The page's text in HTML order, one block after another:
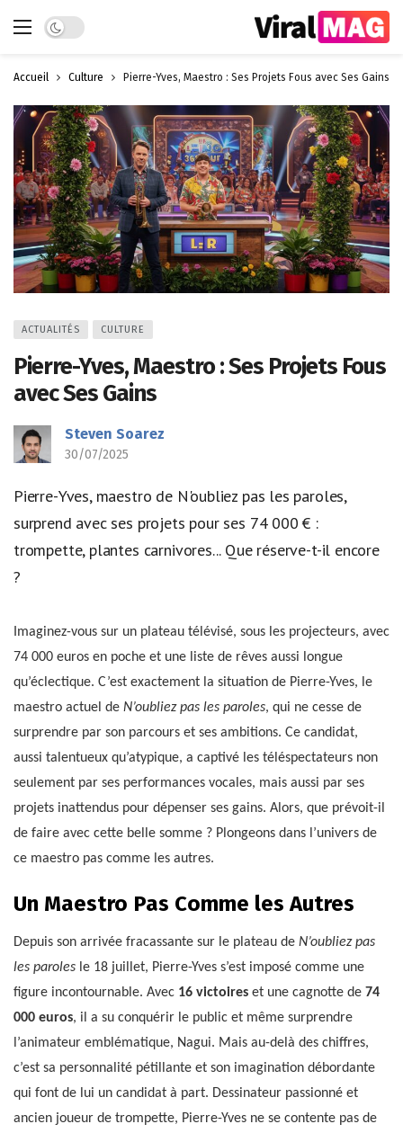
Dark mode
Accueil Culture Pierre-Yves, Maestro : Ses Projets Fous avec Ses Gains
ACTUALITÉS CULTURE
Pierre-Yves, Maestro : Ses Projets Fous
avec Ses Gains
Steven Soarez
30/07/2025
Pierre-Yves, maestro de N'oubliez pas les paroles,
surprend avec ses projets pour ses 74 000 € :
trompette, plantes carnivores... Que réserve-t-il encore
?
Imaginez-vous sur un plateau télévisé, sous les projecteurs, avec
74 000 euros en poche et une liste de rêves aussi longue
qu’éclectique. C’est exactement la situation de Pierre-Yves, le
maestro actuel de N’oubliez pas les paroles, qui ne cesse de
surprendre par son parcours et ses ambitions. Ce candidat,
aussi talentueux qu’atypique, a captivé les téléspectateurs non
seulement par ses performances vocales, mais aussi par ses
projets inattendus pour dépenser ses gains. Alors, que prévoit-il
de faire avec cette belle somme ? Plongeons dans l’univers de
ce maestro pas comme les autres.
Un Maestro Pas Comme les Autres
Depuis son arrivée fracassante sur le plateau de N’oubliez pas
les paroles le 18 juillet, Pierre-Yves s’est imposé comme une
figure incontournable. Avec 16 victoires et une cagnotte de 74
000 euros, il a su conquérir le public et même surprendre
l’animateur emblématique, Nagui. Mais au-delà des chiffres,
c’est sa personnalité pétillante et son imagination débordante
qui font de lui un candidat à part. Dessinateur passionné et
ancien joueur de trompette, Pierre-Yves ne se contente pas de